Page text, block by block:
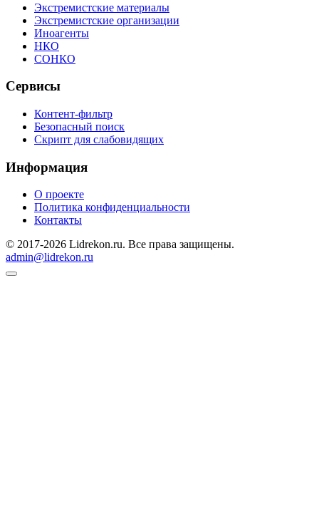
Экстремистские материалы
Экстремистские организации
Иноагенты
НКО
СОНКО
Сервисы
Контент-фильтр
Безопасный поиск
Скрипт для слабовидящих
Информация
О проекте
Политика конфиденциальности
Контакты
© 2017-2026 Lidrekon.ru. Все права защищены.
admin@lidrekon.ru